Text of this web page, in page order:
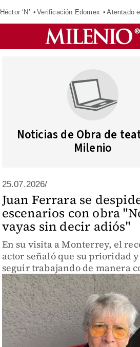
Héctor ‘N’ Verificación Edomex Atentado
Noticias de Obra de
Milenio
25.07.2026/
Juan Ferrara se
escenarios con obra
vayas sin decir adiós"
En su visita a Monterrey, el
actor señaló que su prioridad
seguir trabajando de manera